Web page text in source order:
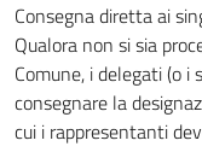
Consegna diretta ai
Qualora non si sia
Comune, i delegati (o i
consegnare la
cui i rappresentanti